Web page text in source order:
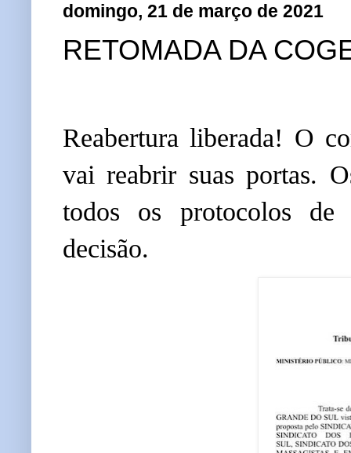
domingo, 21 de março de 2021
RETOMADA DA
Reabertura liberada! O
vai reabrir suas portas.
todos os protocolos de
decisão.